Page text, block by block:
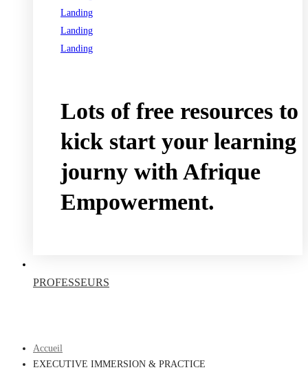
Landing
Landing
Landing
Lots of free resources to
kick start your learning
journy with Afrique
Empowerment.
PROFESSEURS
Accueil
EXECUTIVE IMMERSION & PRACTICE